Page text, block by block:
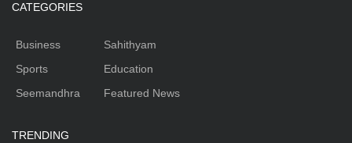
CATEGORIES
Business
Sports
Seemandhra
Sahithyam
Education
Featured News
TRENDING